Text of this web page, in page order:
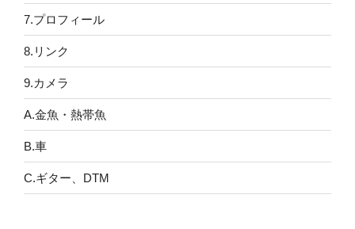
7.プロフィール
8.リンク
9.カメラ
A.金魚・熱帯魚
B.車
C.ギター、DTM